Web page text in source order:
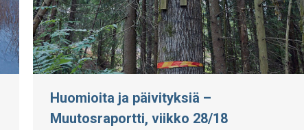
Huomioita ja päivityksiä –
Muutosraportti, viikko 28/18